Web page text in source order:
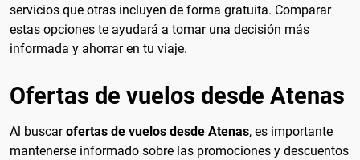
servicios que otras incluyen de forma gratuita. Comparar
estas opciones te ayudará a tomar una decisión más
informada y ahorrar en tu viaje.
Ofertas de vuelos desde Atenas
Al buscarofertas de vuelos desde Atenas, es importante
mantenerse informado sobre las promociones y descuentos